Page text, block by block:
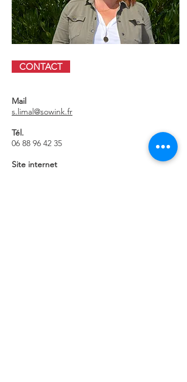
CONTACT
Mail
s.limal@sowink.fr
Tél.
06 88 96 42 35
Site internet